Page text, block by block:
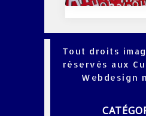
Tout droits
réservés aux
Webdesign